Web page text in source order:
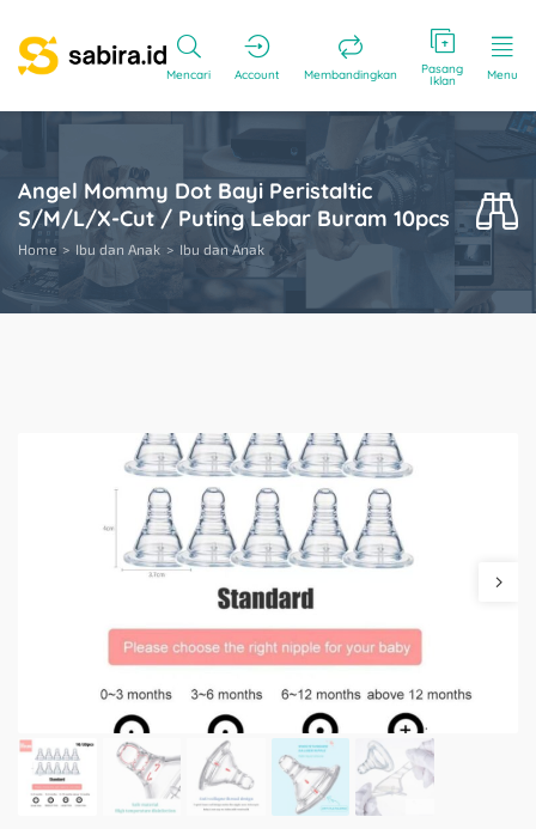
Mencari Account Membandingkan Pasang
Iklan Menu
Angel Mommy Dot Bayi Peristaltic
S/M/L/X-Cut / Puting Lebar Buram 10pcs
Home Ibu dan Anak Ibu dan Anak